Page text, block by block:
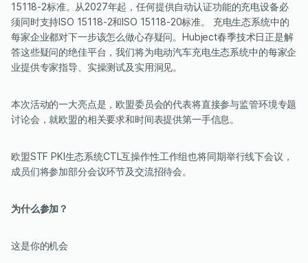
15118-2标准。从2027年起，任何提供自动认证功能的充电设备必
须同时支持ISO 15118-2和ISO 15118-20标准。 充电生态系统中的
每家企业都对下一步该怎么做心存疑问。Hubject春季技术日正是解
答这些疑问的绝佳平台，我们将为电动汽车充电生态系统中的每家企
业提供专家指导、实操测试及实用洞见。
本次活动的一大亮点是，欧盟委员会的代表将直接参与监管环境专题
讨论会，就欧盟的相关要求和时间表提供第一手信息。
欧盟STF PKI生态系统CTL互操作性工作组也将同期举行线下会议，
成员们将参加部分会议环节及交流招待会。
为什么参加？
这是你的机会